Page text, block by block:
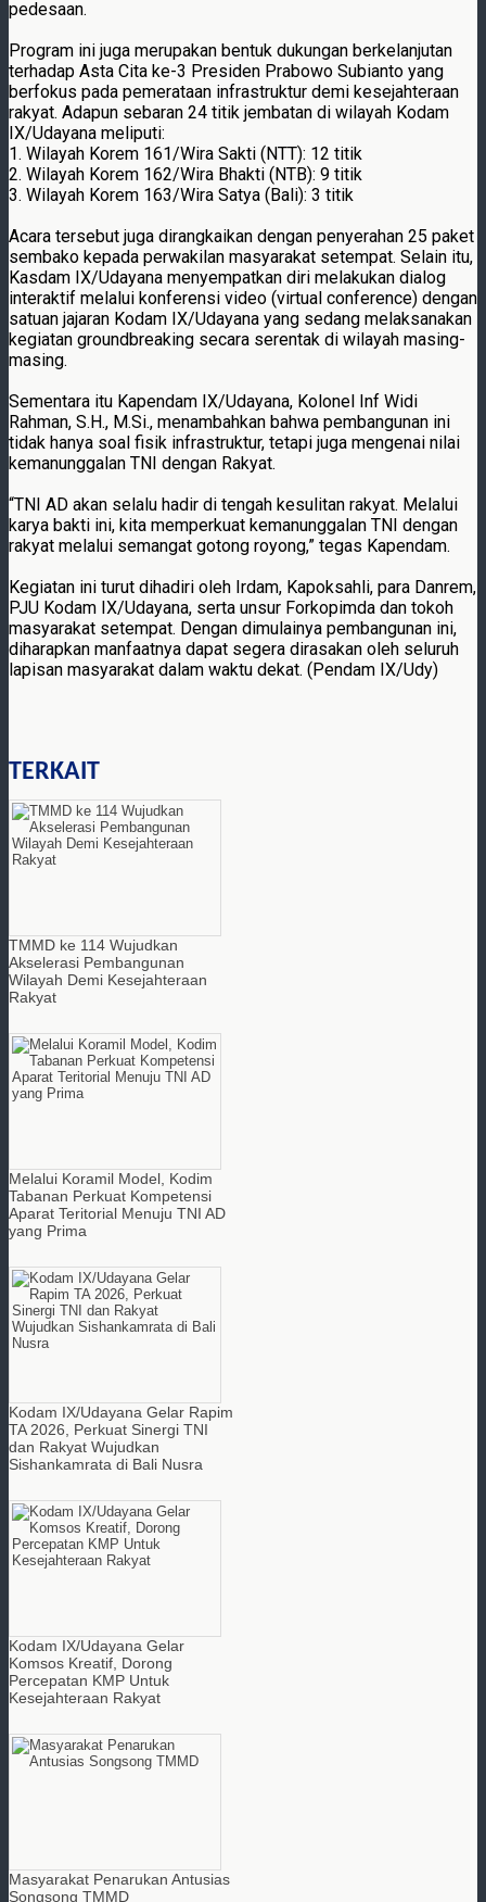
pedesaan.
Program ini juga merupakan bentuk dukungan berkelanjutan
terhadap Asta Cita ke-3 Presiden Prabowo Subianto yang
berfokus pada pemerataan infrastruktur demi kesejahteraan
rakyat. Adapun sebaran 24 titik jembatan di wilayah Kodam
IX/Udayana meliputi:
1. Wilayah Korem 161/Wira Sakti (NTT): 12 titik
2. Wilayah Korem 162/Wira Bhakti (NTB): 9 titik
3. Wilayah Korem 163/Wira Satya (Bali): 3 titik
Acara tersebut juga dirangkaikan dengan penyerahan 25 paket
sembako kepada perwakilan masyarakat setempat. Selain itu,
Kasdam IX/Udayana menyempatkan diri melakukan dialog
interaktif melalui konferensi video (virtual conference) dengan
satuan jajaran Kodam IX/Udayana yang sedang melaksanakan
kegiatan groundbreaking secara serentak di wilayah masing-
masing.
Sementara itu Kapendam IX/Udayana, Kolonel Inf Widi
Rahman, S.H., M.Si., menambahkan bahwa pembangunan ini
tidak hanya soal fisik infrastruktur, tetapi juga mengenai nilai
kemanunggalan TNI dengan Rakyat.
“TNI AD akan selalu hadir di tengah kesulitan rakyat. Melalui
karya bakti ini, kita memperkuat kemanunggalan TNI dengan
rakyat melalui semangat gotong royong,” tegas Kapendam.
Kegiatan ini turut dihadiri oleh Irdam, Kapoksahli, para Danrem,
PJU Kodam IX/Udayana, serta unsur Forkopimda dan tokoh
masyarakat setempat. Dengan dimulainya pembangunan ini,
diharapkan manfaatnya dapat segera dirasakan oleh seluruh
lapisan masyarakat dalam waktu dekat. (Pendam IX/Udy)
TERKAIT
TMMD ke 114 Wujudkan
Akselerasi Pembangunan
Wilayah Demi Kesejahteraan
Rakyat
Melalui Koramil Model, Kodim
Tabanan Perkuat Kompetensi
Aparat Teritorial Menuju TNI AD
yang Prima
Kodam IX/Udayana Gelar Rapim
TA 2026, Perkuat Sinergi TNI
dan Rakyat Wujudkan
Sishankamrata di Bali Nusra
Kodam IX/Udayana Gelar
Komsos Kreatif, Dorong
Percepatan KMP Untuk
Kesejahteraan Rakyat
Masyarakat Penarukan Antusias
Songsong TMMD